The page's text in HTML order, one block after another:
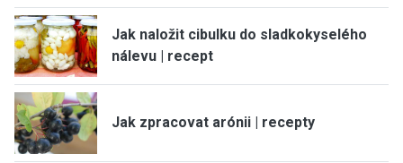
Jak naložit cibulku do sladkokyselého
nálevu | recept
Jak zpracovat arónii | recepty